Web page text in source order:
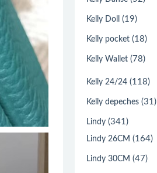
Kelly Doll (19)
Kelly pocket (18)
Kelly Wallet (78)
Kelly 24/24 (118)
Kelly depeches (31)
Lindy (341)
Lindy 26CM (164)
Lindy 30CM (47)